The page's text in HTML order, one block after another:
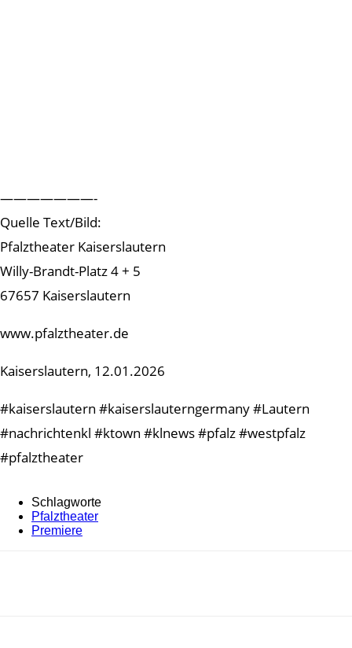
———————-
Quelle Text/Bild:
Pfalztheater Kaiserslautern
Willy-Brandt-Platz 4 + 5
67657 Kaiserslautern
www.pfalztheater.de
Kaiserslautern, 12.01.2026
#kaiserslautern #kaiserslauterngermany #Lautern
#nachrichtenkl #ktown #klnews #pfalz #westpfalz
#pfalztheater
Schlagworte
Pfalztheater
Premiere